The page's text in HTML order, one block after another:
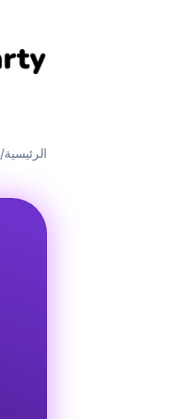
الرئيسية/